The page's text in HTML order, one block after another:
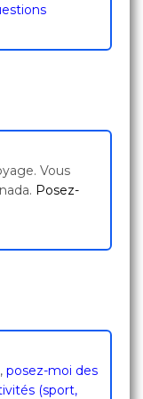
Vous
Posez-
, posez-moi des
(sport,